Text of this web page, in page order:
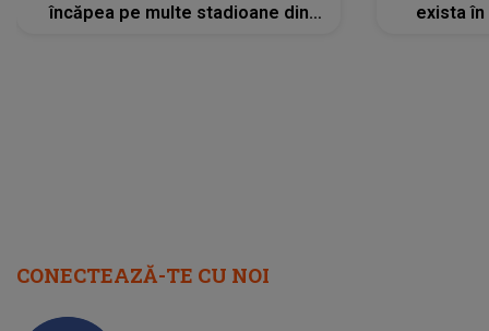
încăpea pe multe stadioane din
exista
CONECTEAZĂ-TE CU NOI